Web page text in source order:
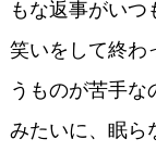
もな返事がい
笑いをして終わ
うものが苦手
みたいに、眠ら